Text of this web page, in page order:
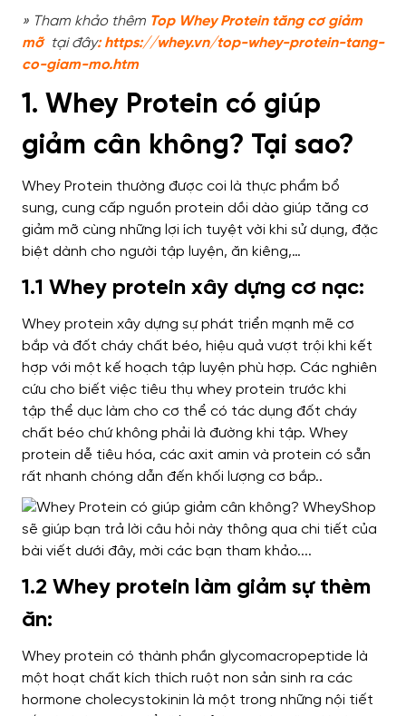
» Tham khảo thêm Top Whey Protein tăng cơ giảm
mỡ tại đây:https://whey.vn/top-whey-protein-tang-
co-giam-mo.htm
1. Whey Protein có giúp
giảm cân không? Tại sao?
Whey Protein thường được coi là thực phẩm bổ
sung, cung cấp nguồn protein dồi dào giúp tăng cơ
giảm mỡ cùng những lợi ích tuyệt vời khi sử dụng, đặc
biệt dành cho người tập luyện, ăn kiêng,…
1.1 Whey protein xây dựng cơ nạc:
Whey protein xây dựng sự phát triển mạnh mẽ cơ
bắp và đốt cháy chất béo, hiệu quả vượt trội khi kết
hợp với một kế hoạch tập luyện phù hợp. Các nghiên
cứu cho biết việc tiêu thụ whey protein trước khi
tập thể dục làm cho cơ thể có tác dụng đốt cháy
chất béo chứ không phải là đường khi tập. Whey
protein dễ tiêu hóa, các axit amin và protein có sẵn
rất nhanh chóng dẫn đến khối lượng cơ bắp..
1.2 Whey protein làm giảm sự thèm
ăn:
Whey protein có thành phần glycomacropeptide là
một hoạt chất kích thích ruột non sản sinh ra các
hormone cholecystokinin là một trong những nội tiết